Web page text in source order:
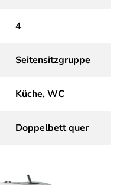
4
Seitensitzgruppe
Küche, WC
Doppelbett quer